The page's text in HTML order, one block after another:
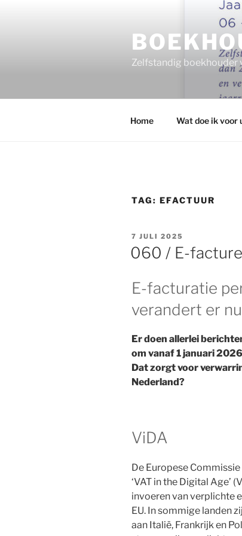
Zelfstandig boekhouder
Home Wat doe ik voor
TAG: EFACTUUR
GEPLAATST
OP
7 JULI 2025
060 / E-
E-facturatie
verandert er
Er doen allerlei
om vanaf 1 januari
Dat zorgt voor
Nederland?
ViDA
De Europese
‘VAT in the Digital Age’
invoeren van verplichte
EU. In sommige landen
aan Italië, Frankrijk en